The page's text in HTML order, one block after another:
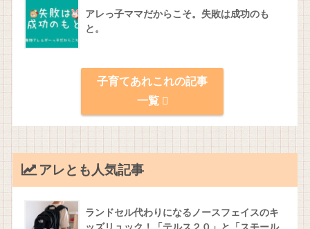
アレっ子ママだからこそ。失敗は成功のも
と。
子育てあれこれの記事
一覧
アレとも人気記事
ランドセル代わりになるノースフェイスのキ